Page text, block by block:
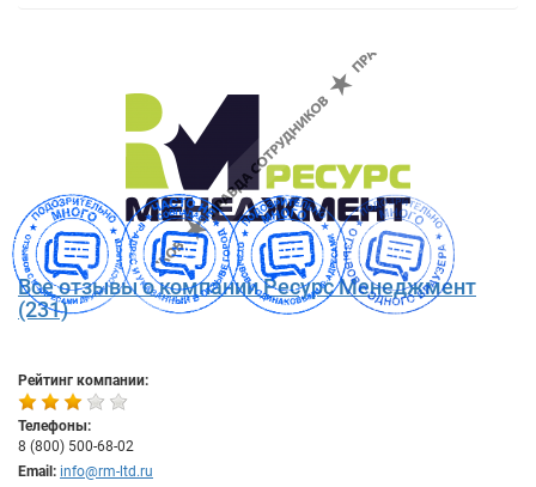
Все отзывы о компании Ресурс Менеджмент
(231)
Рейтинг компании:
Телефоны:
8 (800) 500-68-02
Email: info@rm-ltd.ru